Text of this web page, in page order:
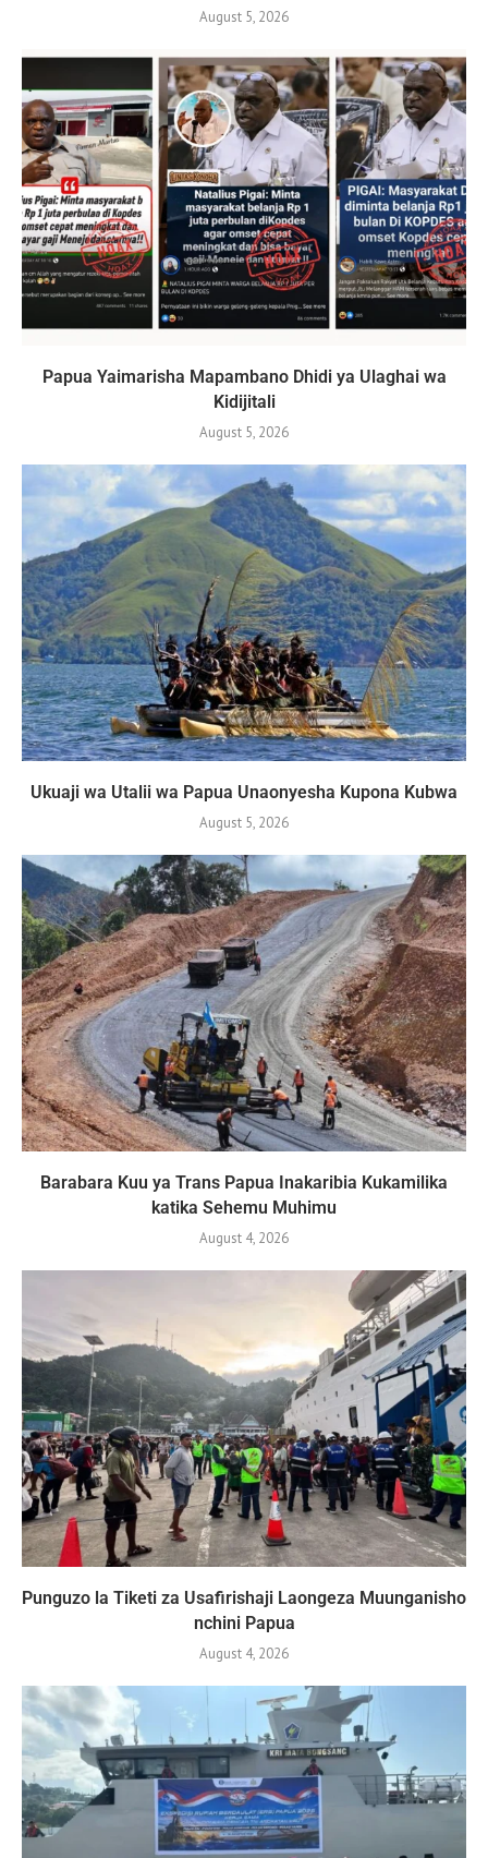
August 5, 2026
Papua Yaimarisha Mapambano Dhidi ya Ulaghai wa
Kidijitali
August 5, 2026
Ukuaji wa Utalii wa Papua Unaonyesha Kupona Kubwa
August 5, 2026
Barabara Kuu ya Trans Papua Inakaribia Kukamilika
katika Sehemu Muhimu
August 4, 2026
Punguzo la Tiketi za Usafirishaji Laongeza Muunganisho
nchini Papua
August 4, 2026